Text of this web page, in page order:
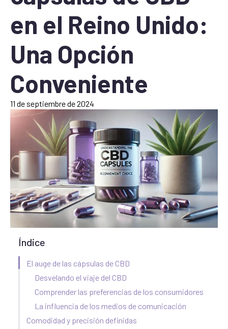
en el Reino Unido:
Una Opción
Conveniente
11 de septiembre de 2024
Índice
El auge de las cápsulas de CBD
Desvelando el viaje del CBD
Comprender las preferencias de los consumidores
La influencia de los medios de comunicación
Comodidad y precisión definidas